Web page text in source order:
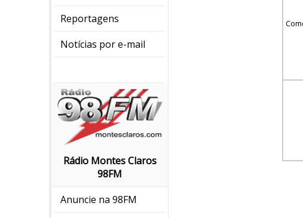
Reportagens
Notícias por e-mail
Rádio Montes Claros
98FM
Anuncie na 98FM